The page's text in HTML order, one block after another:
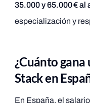
35.000 y 65.000 € al
especialización y
¿Cuánto
Stack en
En España, el